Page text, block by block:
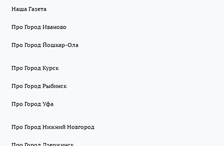
Наша Газета
Про Город Иваново
Про Город Йошкар-Ола
Про Город Курск
Про Город Рыбинск
Про Город Уфа
Про Город Нижний Новгород